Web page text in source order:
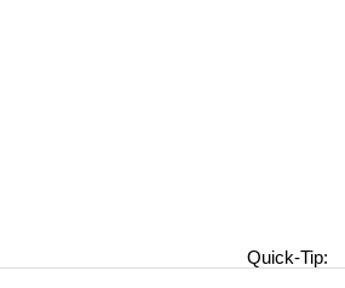
Quick-Tip: